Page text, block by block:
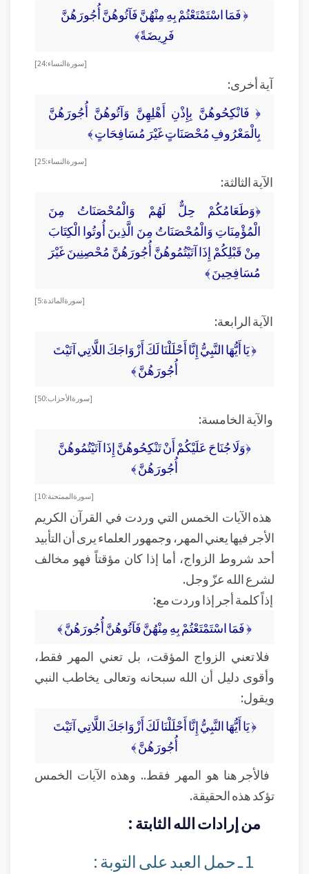
﴿ فَمَا اسْتَمْتَعْتُمْ بِهِ مِنْهُنَّ فَآتُوهُنَّ أُجُورَهُنَّ
فَرِيضَةً﴾
[ سورة النساء :24]
آية أخرى:
﴿ فَانْكِحُوهُنَّ بِإِذْنِ أَهْلِهِنَّ وَآتُوهُنَّ أُجُورَهُنَّ
بِالْمَعْرُوفِ مُحْصَنَاتٍ غَيْرَ مُسَافِحَاتٍ ﴾
[ سورة النساء :25]
الآية الثالثة:
﴿وَطَعَامُكُمْ حِلٌّ لَهُمْ وَالْمُحْصَنَاتُ مِنَ
الْمُؤْمِنَاتِ وَالْمُحْصَنَاتُ مِنَ الَّذِينَ أُوتُوا الْكِتَابَ
مِنْ قَبْلِكُمْ إِذَا آتَيْتُمُوهُنَّ أُجُورَهُنَّ مُحْصِنِينَ غَيْرَ
مُسَافِحِينَ ﴾
[سورة المائدة: 5]
الآية الرابعة:
﴿ يَا أَيُّهَا النَّبِيُّ إِنَّا أَحْلَلْنَا لَكَ أَزْوَاجَكَ اللَّاتِي آتَيْتَ
أُجُورَهُنَّ ﴾
[سورة الأحزاب: 50]
والآية الخامسة:
﴿وَلَا جُنَاحَ عَلَيْكُمْ أَنْ تَنْكِحُوهُنَّ إِذَا آتَيْتُمُوهُنَّ
أُجُورَهُنَّ ﴾
[سورة الممتحنة:10]
هذه الآيات الخمس التي وردت في القرآن الكريم
الأجر فيها يعني المهر، وجمهور العلماء يرى أن التأبيد
أحد شروط الزواج، أما إذا كان مؤقتاً فهو مخالف
لشرع الله عزّ وجل.
إذاً كلمة أجر إذا وردت مع:
﴿ فَمَا اسْتَمْتَعْتُمْ بِهِ مِنْهُنَّ فَآتُوهُنَّ أُجُورَهُنَّ ﴾
فلا تعني الزواج المؤقت، بل تعني المهر فقط،
وأقوى دليل أن الله سبحانه وتعالى يخاطب النبي
ويقول:
﴿ يَا أَيُّهَا النَّبِيُّ إِنَّا أَحْلَلْنَا لَكَ أَزْوَاجَكَ اللَّاتِي آتَيْتَ
أُجُورَهُنَّ ﴾
فالأجر هنا هو المهر فقط.. وهذه الآيات الخمس
تؤكد هذه الحقيقة.
من إرادات الله الثابتة :
1 ـ حمل العبد على التوبة :